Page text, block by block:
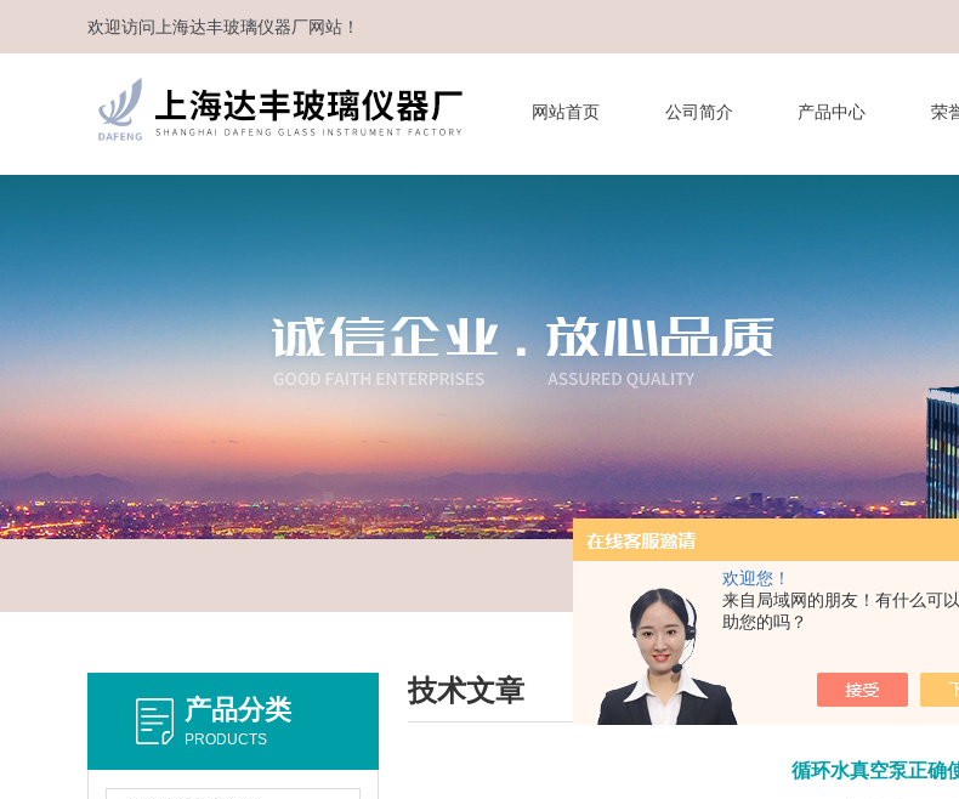
欢迎您！
来自局域网的朋友！有什么可
助您的吗？
欢迎访问 上海达丰玻璃仪器厂网站！
网站首页 公司简介 产品中心 荣
产品分类
PRODUCTS
技术文章
循环水真空泵正确